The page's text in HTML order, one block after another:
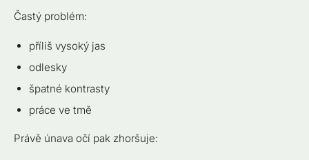
Častý problém:
příliš vysoký jas
odlesky
špatné kontrasty
práce ve tmě
Právě únava očí pak zhoršuje: